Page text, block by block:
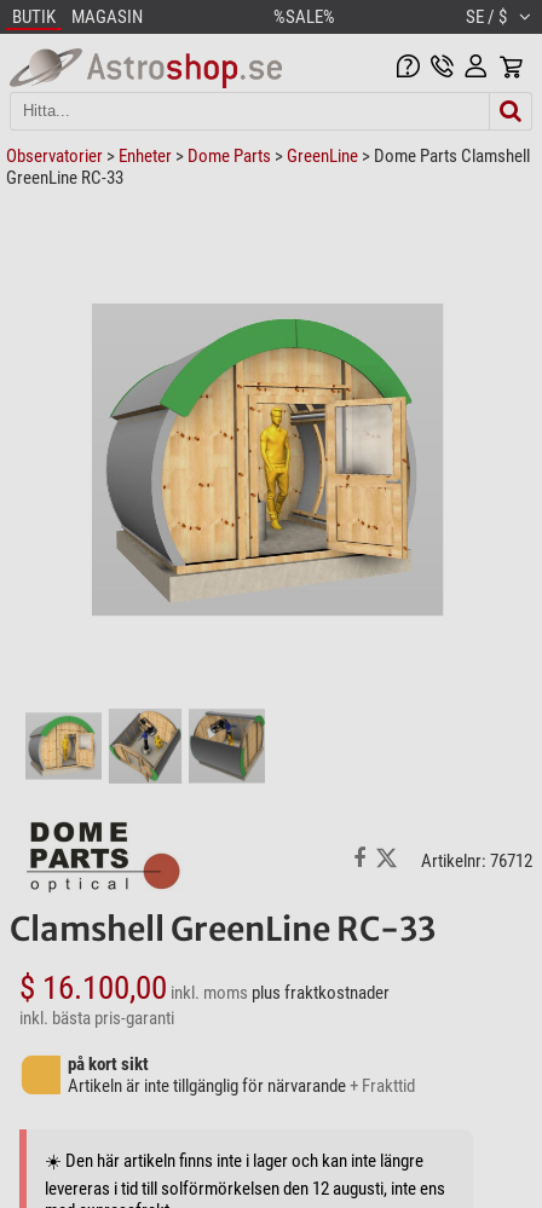
BUTIK MAGASIN %SALE% SE / $
Observatorier > Enheter > Dome Parts > GreenLine > Dome Parts Clamshell
GreenLine RC-33
Artikelnr: 76712
Clamshell GreenLine RC-33
$ 16.100,00 inkl. moms plus fraktkostnader
inkl. bästa pris-garanti
på kort sikt
Artikeln är inte tillgänglig för närvarande+ Frakttid
☀️ Den här artikeln finns inte i lager och kan inte längre
levereras i tid till solförmörkelsen den 12 augusti, inte ens